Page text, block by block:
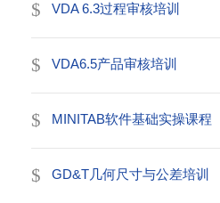
VDA 6.3过程审核培训
VDA6.5产品审核培训
MINITAB软件基础实操课程
GD&T几何尺寸与公差培训